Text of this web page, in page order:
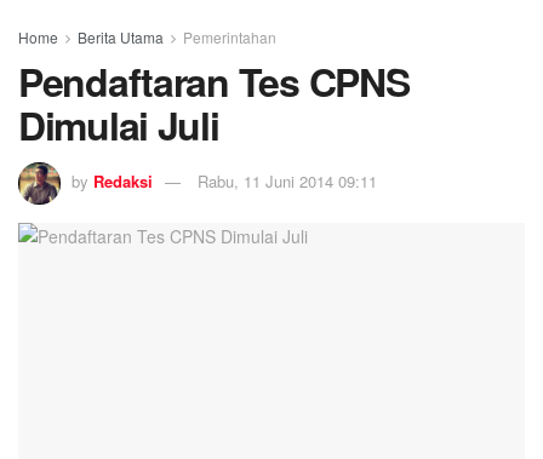
Home Berita Utama Pemerintahan
Pendaftaran Tes CPNS
Dimulai Juli
by Redaksi Rabu, 11 Juni 2014 09:11